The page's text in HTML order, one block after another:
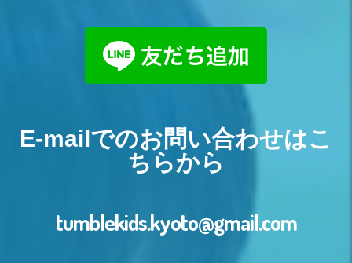
E-mailでのお問い合わせはこ
ちらから
tumblekids.kyoto@gmail.com